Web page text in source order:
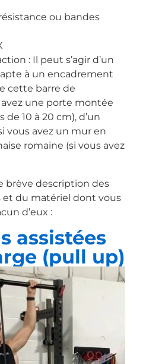
ou bandes
: Il peut s’agir d’un
à un encadrement
cette barre de
une porte montée
10 à 20 cm), d’un
vous avez un mur en
romaine (si vous avez
brève description des
et du matériel dont vous
d’eux :
assistées
(pull up)